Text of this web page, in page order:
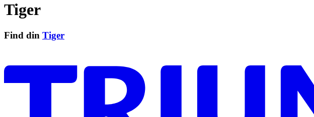
Tiger
Find din Tiger